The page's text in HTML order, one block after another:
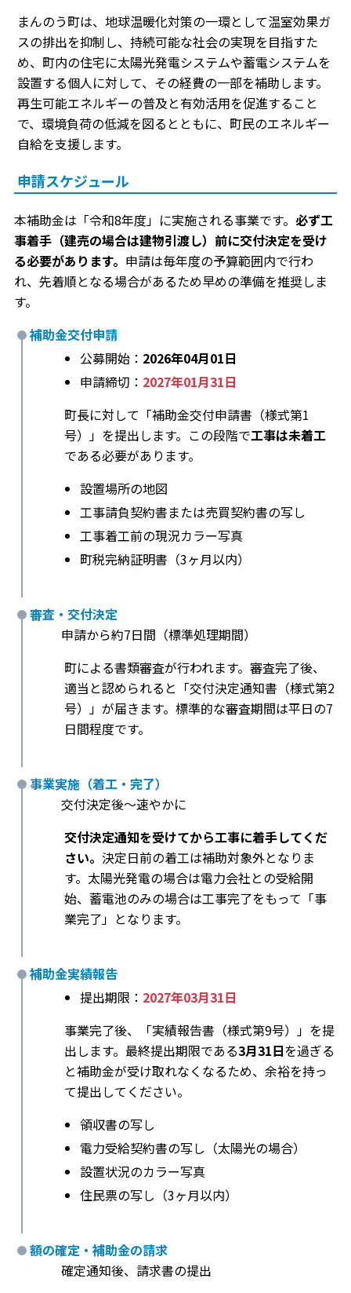
まんのう町は、地球温暖化対策の一環として温室効果ガ
スの排出を抑制し、持続可能な社会の実現を目指すた
め、町内の住宅に太陽光発電システムや蓄電システムを
設置する個人に対して、その経費の一部を補助します。
再生可能エネルギーの普及と有効活用を促進すること
で、環境負荷の低減を図るとともに、町民のエネルギー
自給を支援します。
申請スケジュール
本補助金は「令和8年度」に実施される事業です。 必ず工
事着手（建売の場合は建物引渡し）前に交付決定を受け
る必要があります。 申請は毎年度の予算範囲内で行わ
れ、先着順となる場合があるため早めの準備を推奨しま
す。
補助金交付申請
公募開始： 2026年04月01日
申請締切： 2027年01月31日
町長に対して「補助金交付申請書（様式第1
号）」を提出します。この段階で工事は未着工
である必要があります。
設置場所の地図
工事請負契約書または売買契約書の写し
工事着工前の現況カラー写真
町税完納証明書（3ヶ月以内）
審査・交付決定
申請から約7日間（標準処理期間）
町による書類審査が行われます。審査完了後、
適当と認められると「交付決定通知書（様式第2
号）」が届きます。標準的な審査期間は平日の7
日間程度です。
事業実施（着工・完了）
交付決定後〜速やかに
交付決定通知を受けてから工事に着手してくだ
さい。 決定日前の着工は補助対象外となりま
す。太陽光発電の場合は電力会社との受給開
始、蓄電池のみの場合は工事完了をもって「事
業完了」となります。
補助金実績報告
提出期限： 2027年03月31日
事業完了後、「実績報告書（様式第9号）」を提
出します。最終提出期限である3月31日を過ぎる
と補助金が受け取れなくなるため、余裕を持っ
て提出してください。
領収書の写し
電力受給契約書の写し（太陽光の場合）
設置状況のカラー写真
住民票の写し（3ヶ月以内）
額の確定・補助金の請求
確定通知後、請求書の提出